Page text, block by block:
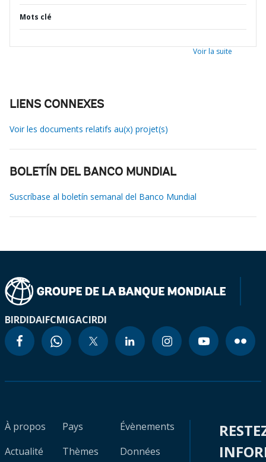
Mots clé
Voir la suite
LIENS CONNEXES
Voir les documents relatifs au(x) projet(s)
BOLETÍN DEL BANCO MUNDIAL
Suscríbase al boletín semanal del Banco Mundial
BIRDIDAIFCMIGACIRDI
À propos
Actualité
Pays
Thèmes
Évènements
Données